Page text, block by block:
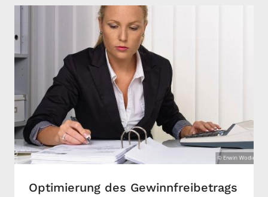
Optimierung des Gewinnfreibetrags